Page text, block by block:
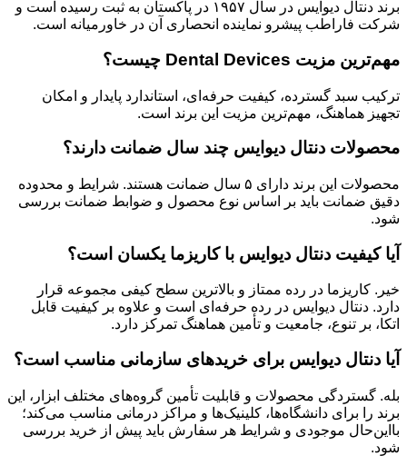
برند دنتال دیوایس در سال ۱۹۵۷ در پاکستان به ثبت رسیده است و
شرکت فاراطب پیشرو نماینده انحصاری آن در خاورمیانه است.
مهم‌ترین مزیت Dental Devices چیست؟
ترکیب سبد گسترده، کیفیت حرفه‌ای، استاندارد پایدار و امکان
تجهیز هماهنگ، مهم‌ترین مزیت این برند است.
محصولات دنتال دیوایس چند سال ضمانت دارند؟
محصولات این برند دارای ۵ سال ضمانت هستند. شرایط و محدوده
دقیق ضمانت باید بر اساس نوع محصول و ضوابط ضمانت بررسی
شود.
آیا کیفیت دنتال دیوایس با کاریزما یکسان است؟
خیر. کاریزما در رده ممتاز و بالاترین سطح کیفی مجموعه قرار
دارد. دنتال دیوایس در رده حرفه‌ای است و علاوه بر کیفیت قابل
اتکا، بر تنوع، جامعیت و تأمین هماهنگ تمرکز دارد.
آیا دنتال دیوایس برای خریدهای سازمانی مناسب است؟
بله. گستردگی محصولات و قابلیت تأمین گروه‌های مختلف ابزار، این
برند را برای دانشگاه‌ها، کلینیک‌ها و مراکز درمانی مناسب می‌کند؛
بااین‌حال موجودی و شرایط هر سفارش باید پیش از خرید بررسی
شود.